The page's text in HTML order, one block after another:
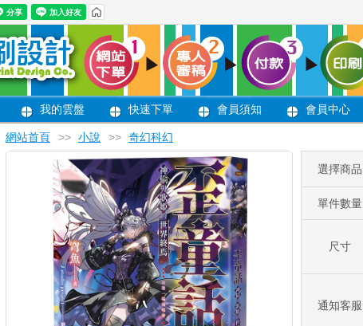
我的雲盤 快速下單 會員須知 會員中心
網站首頁 >> 小說 >> 奇幻科幻
選擇商品
單件數量
尺寸
通知客服